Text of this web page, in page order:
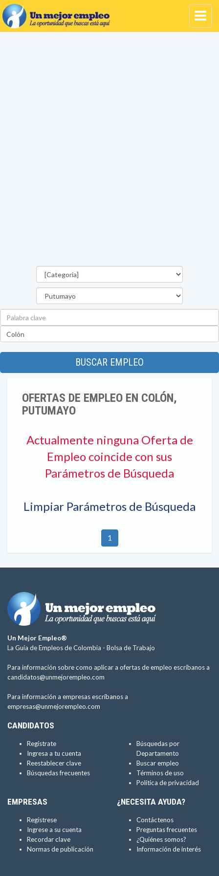
BUSCAR EMPLEO
OFERTAS DE EMPLEO EN COLÓN,
PUTUMAYO
Actualmente ninguna Oferta de
Empleo coincide con sus
Parámetros de Búsqueda
Limpiar Parámetros de Búsqueda
1
Un Mejor Empleo®
La Guía de Empleos de Colombia - Bolsa de Trabajo
Para información sobre como aplicar a ofertas de empleo escríbanos a
candidatos@unmejorempleo.com
Para información a empresas escríbanos a
empresas@unmejorempleo.com
CANDIDATOS
Regístrate
Ingresa a tu cuenta
Reestablecer clave
Búsquedas frecuentes
Búsquedas por
Departamento
Buscar empleo
Términos de uso
Política de privacidad
EMPRESAS
Regístrese
Ingrese a su cuenta
Recordar clave
Normas de publicación
¿NECESITA AYUDA?
Contáctenos
Preguntas frecuentes
¿Quiénes somos?
Información de interés